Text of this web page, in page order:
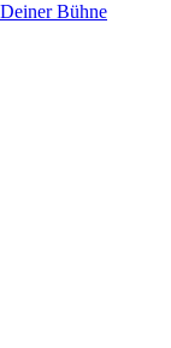
Bühne